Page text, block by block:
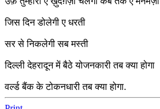
जिस दिन डोलेगी ए धरती
सर से निकलेगी सब मस्ती
दिल्ली देहरादून में बैठे योजनकारी तब क्या होगा
वर्ल्ड बैंक के टोकनधारी तब क्या होगा.